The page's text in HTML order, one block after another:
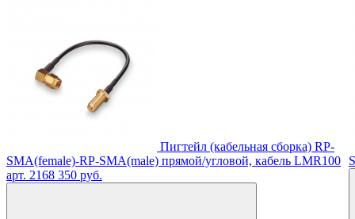
Пигтейл (кабельная сборка) RP-
SMA(female)-RP-SMA(male) прямой/угловой, кабель LMR100
арт. 2168 350 руб.